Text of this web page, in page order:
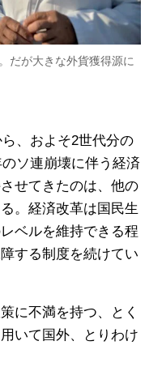
だが大きな外貨獲得源に
、およそ2世代分の
ソ連崩壊に伴う経済
せてきたのは、他の
。経済改革は国民生
ベルを維持できる程
する制度を続けてい
に不満を持つ、とく
いて国外、とりわけ